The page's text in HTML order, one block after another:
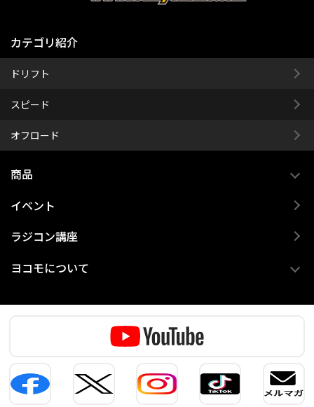
カテゴリ紹介
ドリフト
スピード
オフロード
商品
イベント
ラジコン講座
ヨコモについて